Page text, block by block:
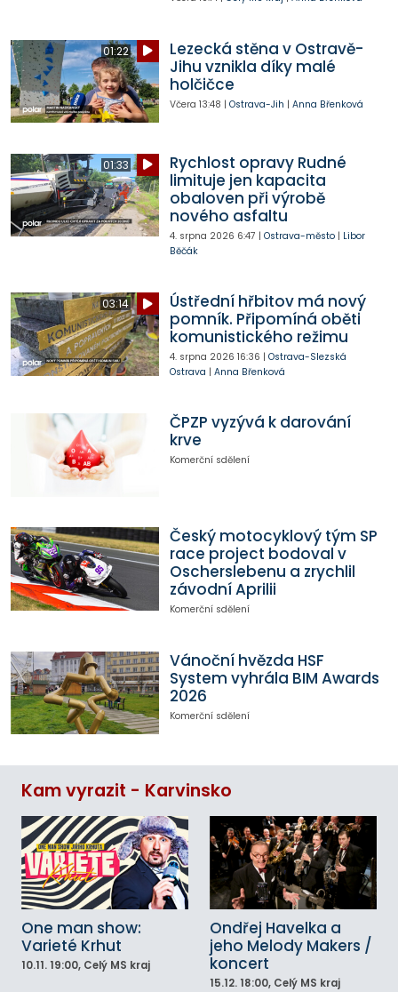
01:22
Lezecká stěna v Ostravě-
Jihu vznikla díky malé
holčičce
Včera 13:48 | Ostrava-Jih | Anna Břenková
01:33
Rychlost opravy Rudné
limituje jen kapacita
obaloven při výrobě
nového asfaltu
4. srpna 2026 6:47 | Ostrava-město| Libor
Běčák
03:14
Ústřední hřbitov má nový
pomník. Připomíná oběti
komunistického režimu
4. srpna 2026 16:36 | Ostrava-Slezská
Ostrava | Anna Břenková
ČPZP vyzývá k darování
krve
Komerční sdělení
Český motocyklový tým SP
race project bodoval v
Oscherslebenu a zrychlil
závodní Aprilii
Komerční sdělení
Vánoční hvězda HSF
System vyhrála BIM Awards
2026
Komerční sdělení
Kam vyrazit - Karvinsko
One man show:
Varieté Krhut
10.11. 19:00, Celý MS kraj
Ondřej Havelka a
jeho Melody Makers /
koncert
15.12. 18:00, Celý MS kraj